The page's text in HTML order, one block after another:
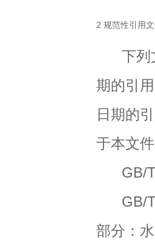
2 规范性引用
下列文
期的引
日期的
于本文件
GB/T
GB/T
部分：